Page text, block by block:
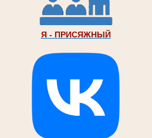
Я - ПРИСЯЖНЫЙ